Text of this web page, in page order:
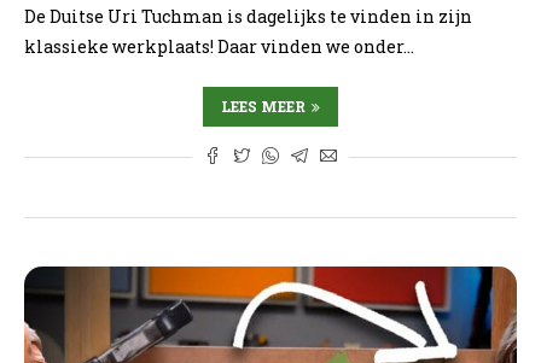
De Duitse Uri Tuchman is dagelijks te vinden in zijn
klassieke werkplaats! Daar vinden we onder…
LEES MEER